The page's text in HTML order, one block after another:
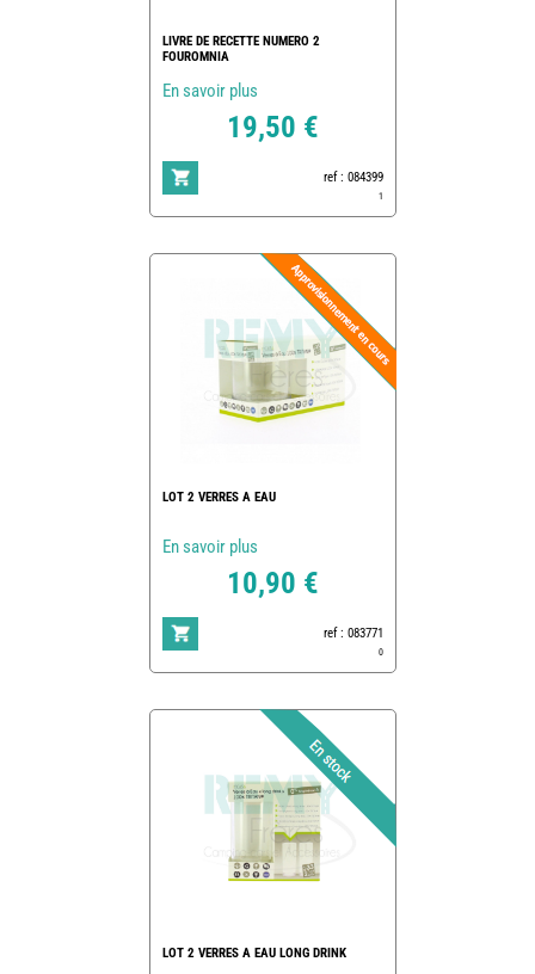
LIVRE DE RECETTE NUMERO 2
FOUROMNIA
En savoir plus
19,50 €
ref : 084399
1
LOT 2 VERRES A EAU
En savoir plus
10,90 €
ref : 083771
0
LOT 2 VERRES A EAU LONG DRINK